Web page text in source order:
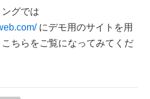
グでは
にデモ用のサイトを用
ちらをご覧になってみてくだ